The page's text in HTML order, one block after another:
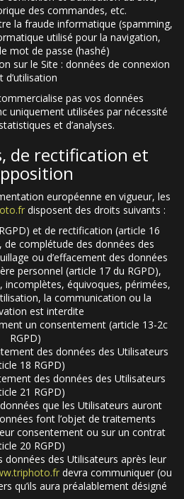
des commandes, etc.
la fraude informatique (spamming,
utilisé pour la navigation,
mot de passe (hashé)
sur le Site : données de connexion
d’utilisation
pas vos données
uniquement utilisées par nécessité
et d’analyses.
de rectification et
européenne en vigueur, les
disposent des droits suivants :
et de rectification (article 16
de complétude des données des
ou d’effacement des données
personnel (article 17 du RGPD),
incomplètes, équivoques, périmées,
la communication ou la
est interdite
un consentement (article 13-2c
RGPD)
des données des Utilisateurs
18 RGPD)
des données des Utilisateurs
21 RGPD)
que les Utilisateurs auront
font l’objet de traitements
consentement ou sur un contrat
20 RGPD)
des Utilisateurs après leur
devra communiquer (ou
qu’ils aura préalablement désigné